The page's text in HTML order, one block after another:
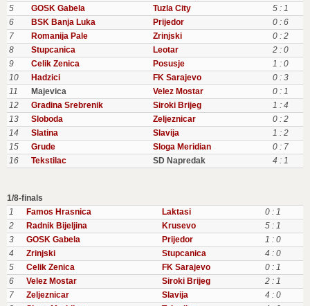
5
GOSK Gabela Tuzla City
5 : 1
6
BSK Banja Luka Prijedor
0 : 6
7
Romanija Pale Zrinjski
0 : 2
8
Stupcanica Leotar
2 : 0
9
Celik Zenica Posusje
1 : 0
10
Hadzici FK Sarajevo
0 : 3
11
Majevica Velez Mostar
0 : 1
12
Gradina Srebrenik Siroki Brijeg
1 : 4
13
Sloboda Zeljeznicar
0 : 2
14
Slatina Slavija
1 : 2
15
Grude Sloga Meridian
0 : 7
16
Tekstilac SD Napredak 4 : 1
1/8-finals
1
Famos Hrasnica Laktasi
0 : 1
2
Radnik Bijeljina Krusevo
5 : 1
3
GOSK Gabela Prijedor
1 : 0
4
Zrinjski Stupcanica
4 : 0
5
Celik Zenica FK Sarajevo
0 : 1
6
Velez Mostar Siroki Brijeg
2 : 1
7
Zeljeznicar Slavija
4 : 0